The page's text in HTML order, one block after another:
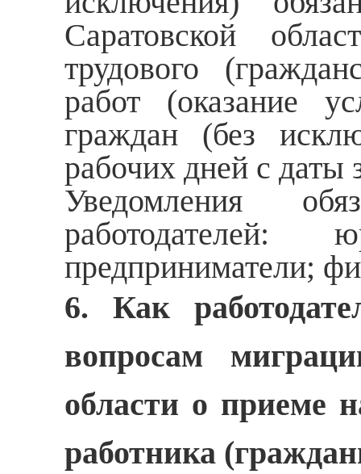
Саратовской
трудового
работ (оказание
граждан (без
рабочих дней с даты
Уведомления
работодателей:
предприниматели;
6. Как
вопросам
области о приеме
работника